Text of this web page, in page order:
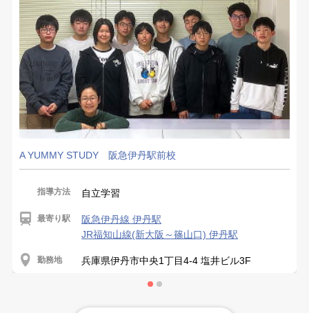
A YUMMY STUDY 阪急伊丹駅前校
指導方法 自立学習
最寄り駅
阪急伊丹線 伊丹駅
JR福知山線(新大阪～篠山口) 伊丹駅
勤務地 兵庫県伊丹市中央1丁目4-4 塩井ビル3F